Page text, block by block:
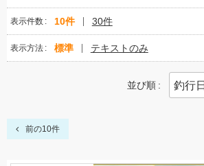
表示件数 10件 30件
表示方法 標準 テキストのみ
並び順
前の10件